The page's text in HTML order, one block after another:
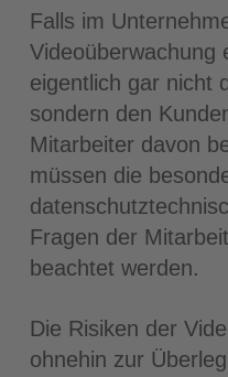
Falls im
Videoüberwachung
eigentlich gar nicht
sondern den
Mitarbeiter davon
müssen die
Fragen der
beachtet werden.
Die Risiken der
ohnehin zur